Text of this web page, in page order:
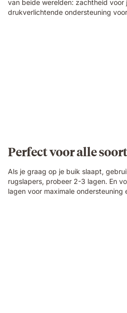
van beide werelden: zachtheid voor
drukverlichtende ondersteuning
Perfect voor alle
Als je graag op je buik slaapt,
rugslapers, probeer 2-3 lagen. En
lagen voor maximale ondersteuning